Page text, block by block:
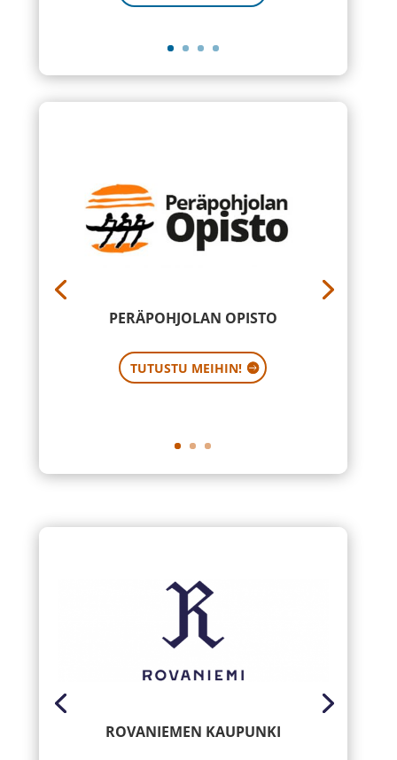
PERÄPOHJOLAN OPISTO
TUTUSTU MEIHIN!
ROVANIEMEN KAUPUNKI